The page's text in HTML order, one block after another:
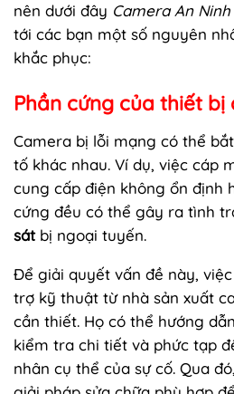
nên dưới đây Camera An
tới các bạn một số nguyên
khắc phục:
Phần cứng của thiết
Camera bị lỗi mạng có thể
tố khác nhau. Ví dụ, việc cáp
cung cấp điện không ổn định
cứng đều có thể gây ra tình
sátbị ngoại tuyến.
Để giải quyết vấn đề này,
trợ kỹ thuật từ nhà sản xuất
cần thiết. Họ có thể hướng
kiểm tra chi tiết và phức tạp
nhân cụ thể của sự cố. Qua